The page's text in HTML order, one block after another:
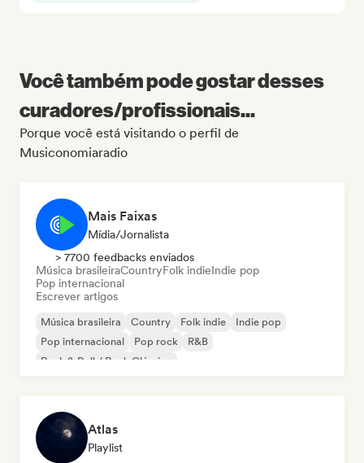
Você também pode gostar desses
curadores/profissionais...
Porque você está visitando o perfil de
Musiconomiaradio
Mais Faixas
Mídia/Jornalista
> 7700 feedbacks enviados
Música brasileiraCountryFolk indieIndie pop
Pop internacional
Escrever artigos
Música brasileira Country Folk indie
Indie pop
Pop internacional
Pop rock
R&B
Rock & Roll / Rock Clássico
Atlas
Playlist